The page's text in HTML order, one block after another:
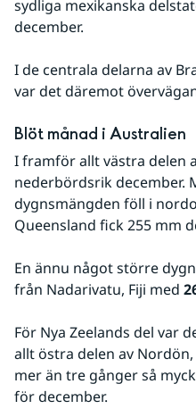
sydliga mexikanska
december.
I de centrala delarna av
var det däremot
Blöt månad i Australien
I framför allt västra delen
nederbördsrik december.
dygnsmängden föll i
Queensland fick 255 mm
En ännu något större
från Nadarivatu, Fiji med
För Nya Zeelands del var
allt östra delen av
mer än tre gånger så
för december.